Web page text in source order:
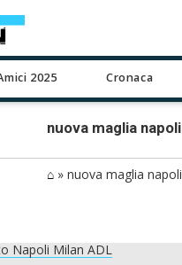
2025 Cronaca
nuova maglia napoli
⌂» nuova maglia napoli